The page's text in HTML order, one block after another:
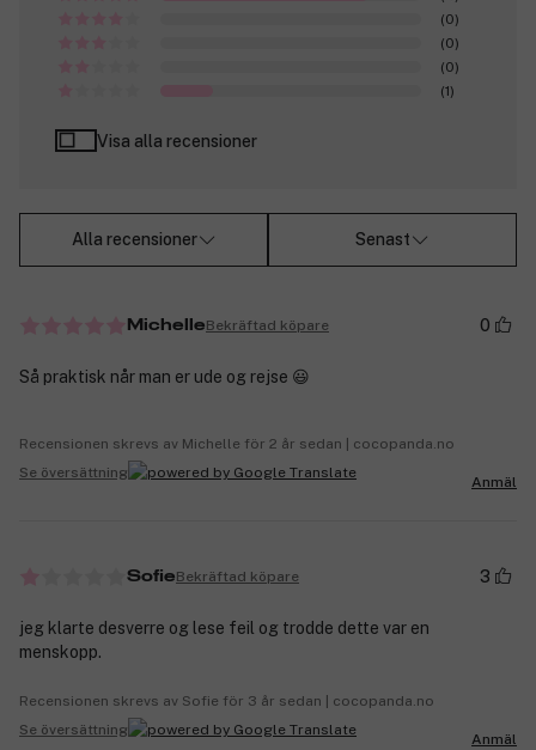
(0)
(0)
(0)
(1)
Visa alla recensioner
Alla recensioner Senast
MichelleBekräftad köpare 0
Så praktisk når man er ude og rejse 😃
Recensionen skrevs av Michelle för 2 år sedan | cocopanda.no
Se översättning
Anmäl
SofieBekräftad köpare 3
jeg klarte desverre og lese feil og trodde dette var en
menskopp.
Recensionen skrevs av Sofie för 3 år sedan | cocopanda.no
Se översättning
Anmäl